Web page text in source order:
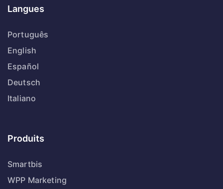
Langues
Português
English
Español
Deutsch
Italiano
Produits
Smartbis
WPP Marketing